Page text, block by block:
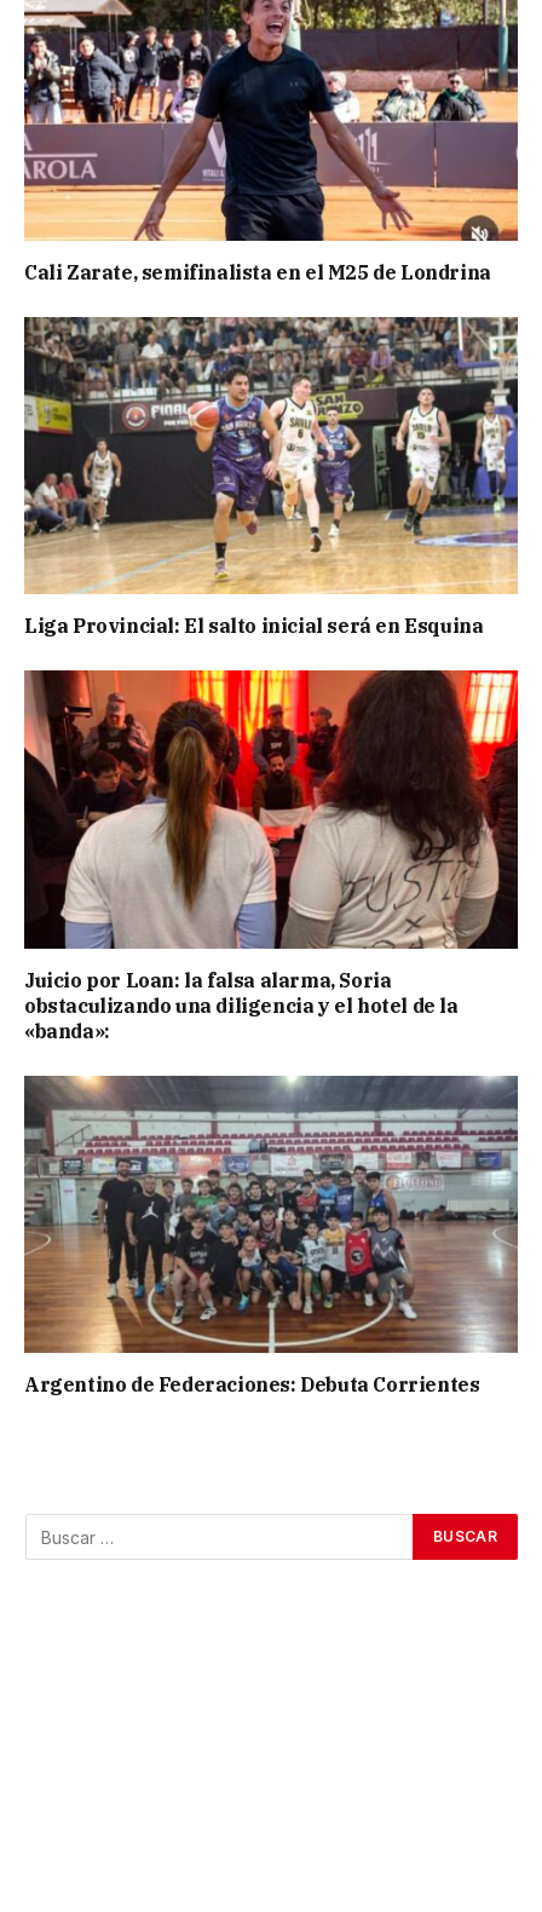
Cali Zarate, semifinalista en el M25 de Londrina
Liga Provincial: El salto inicial será en Esquina
Juicio por Loan: la falsa alarma, Soria
obstaculizando una diligencia y el hotel de la
«banda»:
Argentino de Federaciones: Debuta Corrientes